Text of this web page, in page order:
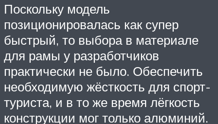
Поскольку модель
позиционировалась как супер
быстрый, то выбора в материале
для рамы у разработчиков
практически не было. Обеспечить
необходимую жёсткость для спорт-
туриста, и в то же время лёгкость
конструкции мог только алюминий.